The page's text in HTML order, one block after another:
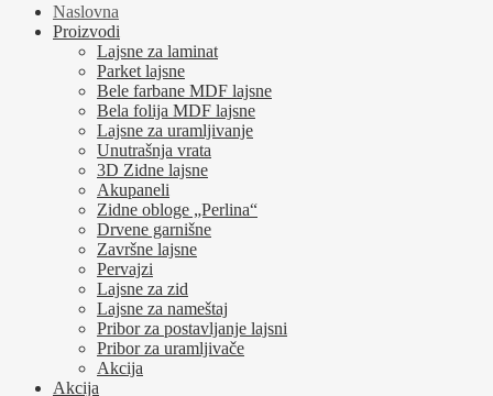
Naslovna
Proizvodi
Lajsne za laminat
Parket lajsne
Bele farbane MDF lajsne
Bela folija MDF lajsne
Lajsne za uramljivanje
Unutrašnja vrata
3D Zidne lajsne
Akupaneli
Zidne obloge „Perlina“
Drvene garnišne
Završne lajsne
Pervajzi
Lajsne za zid
Lajsne za nameštaj
Pribor za postavljanje lajsni
Pribor za uramljivače
Akcija
Akcija